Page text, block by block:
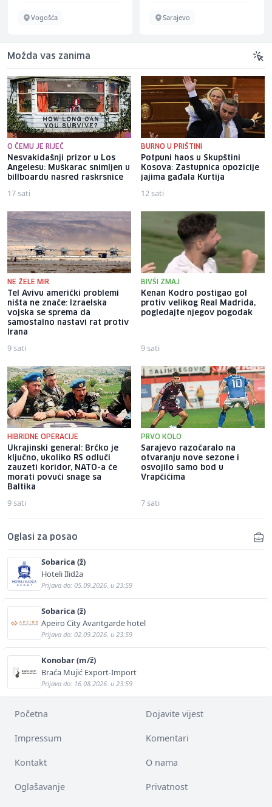
Vogošća Sarajevo
Možda vas zanima
O ČEMU JE RIJEČ
Nesvakidašnji prizor u Los
Angelesu: Muškarac snimljen u
billboardu nasred raskrsnice
17 sati
BURNO U PRIŠTINI
Potpuni haos u Skupštini
Kosova: Zastupnica opozicije
jajima gađala Kurtija
12 sati
NE ŽELE MIR
Tel Avivu američki problemi
ništa ne znače: Izraelska
vojska se sprema da
samostalno nastavi rat protiv
Irana
9 sati
BIVŠI ZMAJ
Kenan Kodro postigao gol
protiv velikog Real Madrida,
pogledajte njegov pogodak
9 sati
HIBRIDNE OPERACIJE
Ukrajinski general: Brčko je
ključno, ukoliko RS odluči
zauzeti koridor, NATO-a će
morati povući snage sa
Baltika
9 sati
PRVO KOLO
Sarajevo razočaralo na
otvaranju nove sezone i
osvojilo samo bod u
Vrapčićima
7 sati
Oglasi za posao
Sobarica (ž)
Hoteli Ilidža
Prijava do: 05.09.2026. u 23:59
Sobarica (ž)
Apeiro City Avantgarde hotel
Prijava do: 02.09.2026. u 23:59
Konobar (m/ž)
Braća Mujić Export-Import
Prijava do: 16.08.2026. u 23:59
Početna Dojavite vijest
Impressum Komentari
Kontakt O nama
Oglašavanje Privatnost